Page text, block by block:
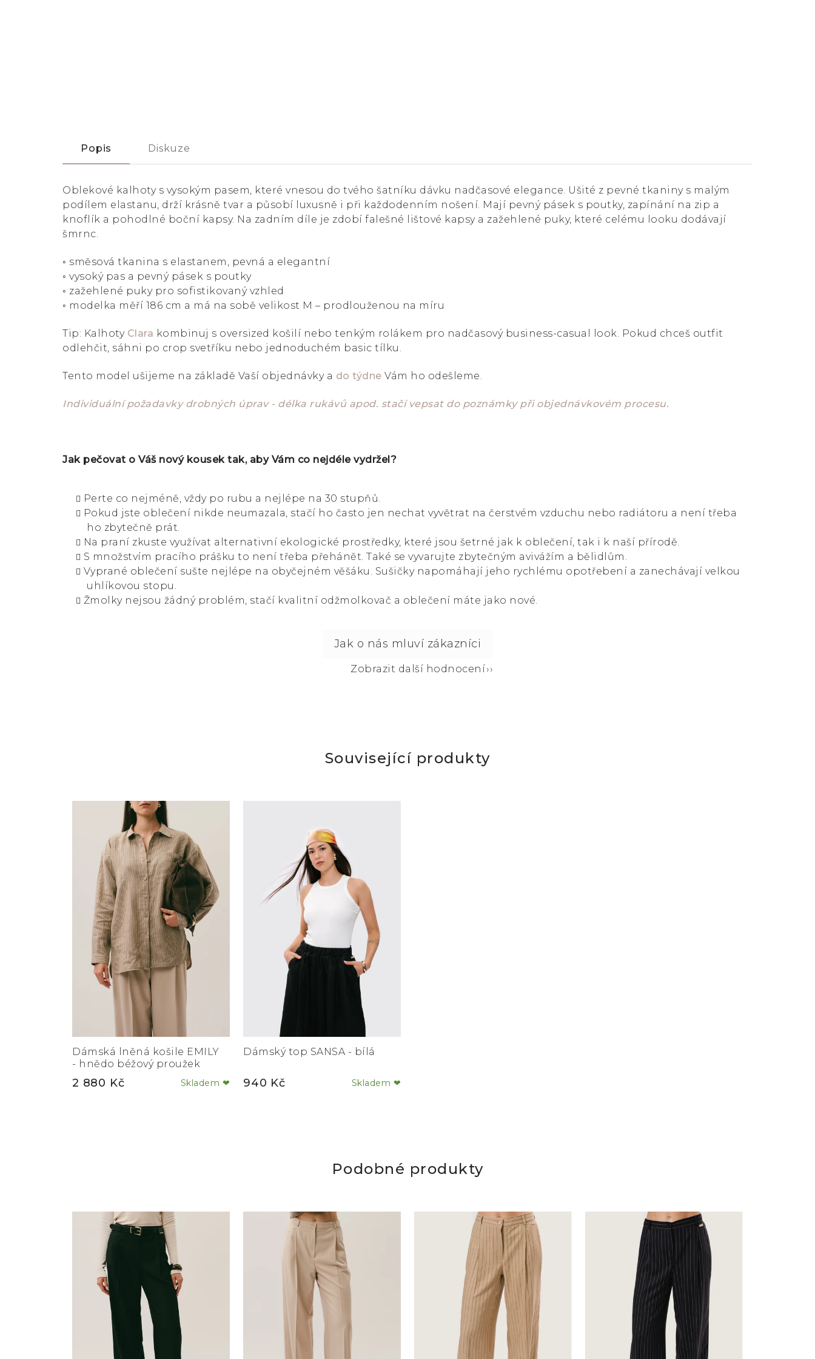
Popis Diskuze
Oblekové kalhoty s vysokým pasem, které vnesou do tvého šatníku dávku nadčasové elegance. Ušité z pevné tkaniny s malým
podílem elastanu, drží krásně tvar a působí luxusně i při každodenním nošení. Mají pevný pásek s poutky, zapínání na zip a
knoflík a pohodlné boční kapsy. Na zadním díle je zdobí falešné lištové kapsy a zažehlené puky, které celému looku dodávají
šmrnc.
◦ směsová tkanina s elastanem, pevná a elegantní
◦ vysoký pas a pevný pásek s poutky
◦ zažehlené puky pro sofistikovaný vzhled
◦ modelka měří 186 cm a má na sobě velikost M – prodlouženou na míru
Tip: Kalhoty Clara kombinuj s oversized košilí nebo tenkým rolákem pro nadčasový business-casual look. Pokud chceš outfit
odlehčit, sáhni po crop svetříku nebo jednoduchém basic tílku.
Tento model ušijeme na základě Vaší objednávky a do týdne Vám ho odešleme.
Individuální požadavky drobných úprav - délka rukávů apod. stačí vepsat do poznámky při objednávkovém procesu.
Jak pečovat o Váš nový kousek tak, aby Vám co nejdéle vydržel?
Perte co nejméně, vždy po rubu a nejlépe na 30 stupňů.
Pokud jste oblečení nikde neumazala, stačí ho často jen nechat vyvětrat na čerstvém vzduchu nebo radiátoru a není třeba
ho zbytečně prát.
Na praní zkuste využívat alternativní ekologické prostředky, které jsou šetrné jak k oblečení, tak i k naší přírodě.
S množstvím pracího prášku to není třeba přehánět. Také se vyvarujte zbytečným avivážím a bělidlům.
Vyprané oblečení sušte nejlépe na obyčejném věšáku. Sušičky napomáhají jeho rychlému opotřebení a zanechávají velkou
uhlíkovou stopu.
Žmolky nejsou žádný problém, stačí kvalitní odžmolkovač a oblečení máte jako nové.
Zobrazit další hodnocení
Související produkty
Dámská lněná košile EMILY
- hnědo béžový proužek
Skladem ❤
2 880 Kč
Dámský top SANSA - bílá
Skladem ❤
940 Kč
Podobné produkty